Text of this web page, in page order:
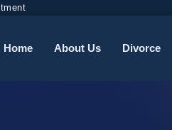
Home About Us Divorce